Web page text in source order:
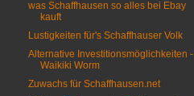
was Schaffhausen so alles bei Ebay
kauft
Lustigkeiten für's Schaffhauser Volk
Alternative Investitionsmöglichkeiten -
Waikiki Worm
Zuwachs für Schaffhausen.net